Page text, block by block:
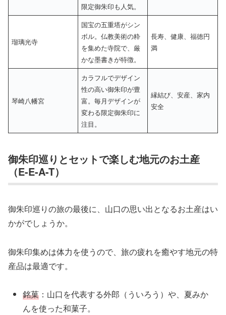
限定御朱印も人気。
瑠璃光寺
国宝の五重塔がシン
ボル。仏教美術の粋
を集めた寺院で、厳
かな墨書きが特徴。
長寿、健康、福徳円
満
琴崎八幡宮
カラフルでデザイン
性の高い御朱印が豊
富。毎月デザインが
変わる限定御朱印に
注目。
縁結び、安産、家内
安全
御朱印巡りとセットで楽しむ地元のお土産
（E-E-A-T）
御朱印巡りの旅の最後に、山口の思い出となるお土産はい
かがでしょうか。
御朱印集めは体力を使うので、旅の疲れを癒やす地元の特
産品は最適です。
銘菓 ：山口を代表する外郎（ういろう）や、夏みか
んを使った和菓子。